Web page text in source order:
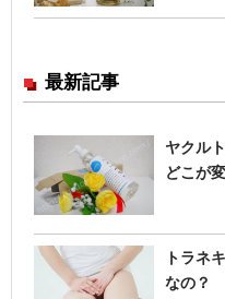
最新記事
ヤクル
どこが
トラネ
なの？